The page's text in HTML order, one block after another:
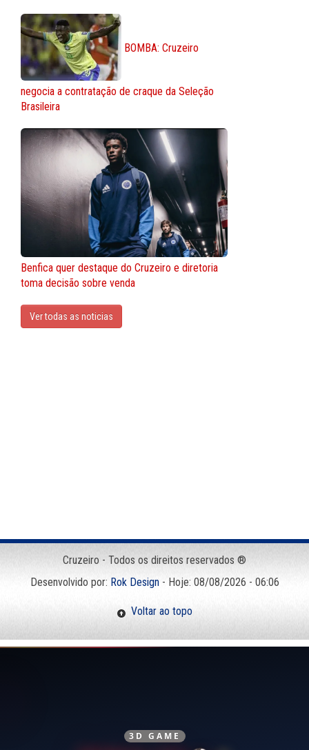
BOMBA: Cruzeiro
negocia a contratação de craque da Seleção
Brasileira
Benfica quer destaque do Cruzeiro e diretoria
toma decisão sobre venda
Ver todas as noticias
Cruzeiro - Todos os direitos reservados ®
Desenvolvido por: Rok Design- Hoje: 08/08/2026 - 06:06
Voltar ao topo
3D GAME